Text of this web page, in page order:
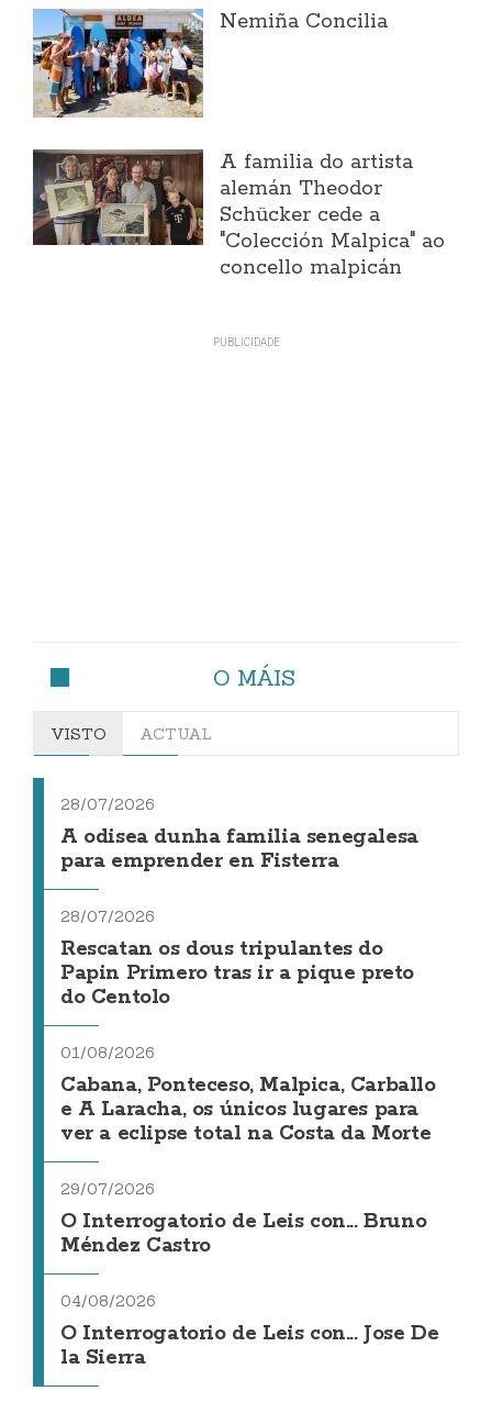
Nemiña Concilia
A familia do artista
alemán Theodor
Schücker cede a
"Colección Malpica" ao
concello malpicán
O MÁIS
VISTO ACTUAL
28/07/2026
A odisea dunha familia senegalesa
para emprender en Fisterra
28/07/2026
Rescatan os dous tripulantes do
Papin Primero tras ir a pique preto
do Centolo
01/08/2026
Cabana, Ponteceso, Malpica, Carballo
e A Laracha, os únicos lugares para
ver a eclipse total na Costa da Morte
29/07/2026
O Interrogatorio de Leis con... Bruno
Méndez Castro
04/08/2026
O Interrogatorio de Leis con... Jose De
la Sierra